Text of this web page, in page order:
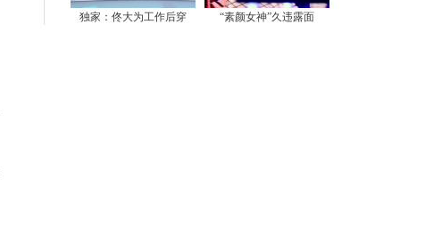
独家：佟大为工作后穿 “素颜女神”久违露面